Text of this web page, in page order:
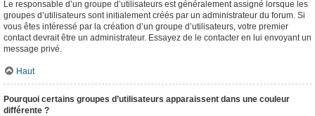
Le responsable d’un groupe d’utilisateurs est généralement assigné lorsque les
groupes d’utilisateurs sont initialement créés par un administrateur du forum. Si
vous êtes intéressé par la création d’un groupe d’utilisateurs, votre premier
contact devrait être un administrateur. Essayez de le contacter en lui envoyant un
message privé.
Haut
Pourquoi certains groupes d’utilisateurs apparaissent dans une couleur
différente ?